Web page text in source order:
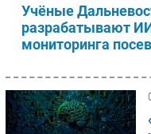
Web
Безопасность
Инновации
CIO/Управление ИТ
Гаджеты
Здоровье
Учёные
разрабатывают
мониторинга